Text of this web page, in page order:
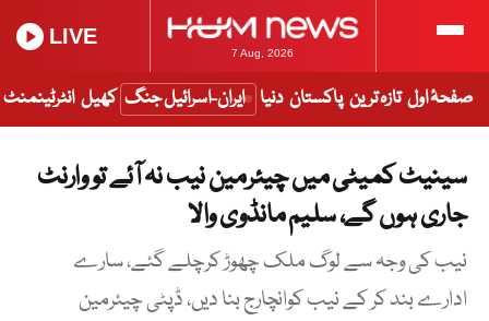
7 Aug, 2026
LIVE
صفحۂ اول تازہ ترین پاکستان دنیا ایران-اسرائیل جنگ کھیل انٹرٹینمنٹ
سینیٹ کمیٹی میں چیئرمین نیب نہ آئے تو وارنٹ
جاری ہوں گے، سلیم مانڈوی والا
نیب کی وجہ سے لوگ ملک چھوڑ کرچلے گئے، سارے
ادارے بند کر کے نیب کوانچارج بنا دیں، ڈپٹی چیئرمین